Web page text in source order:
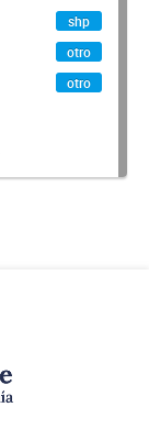
shp
otro
otro